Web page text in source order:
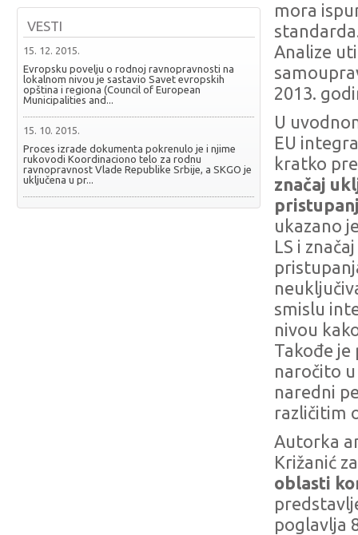
VESTI
15. 12. 2015.
Evropsku povelju o rodnoj ravnopravnosti na
lokalnom nivou je sastavio Savet evropskih
opština i regiona (Council of European
Municipalities and...
15. 10. 2015.
Proces izrade dokumenta pokrenulo je i njime
rukovodi Koordinaciono telo za rodnu
ravnopravnost Vlade Republike Srbije, a SKGO je
uključena u pr...
mora
Analize
2013.
U
EU
kratko
značaj
ukazano
LS i
smislu
nivou
Takođe je
naročito
naredni
različitim
Autorka
Križanić
oblasti
poglavlja